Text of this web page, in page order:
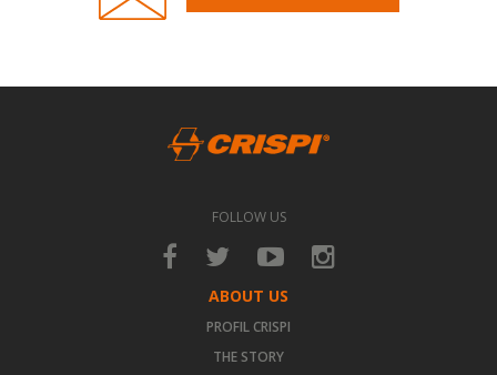
FOLLOW US
ABOUT US
PROFIL CRISPI
THE STORY